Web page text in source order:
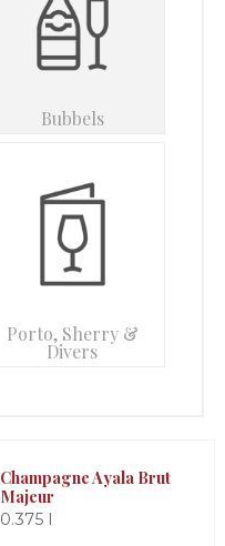
Bubbels
Porto, Sherry &
Divers
Champagne Ayala Brut
Majeur
0.375 l